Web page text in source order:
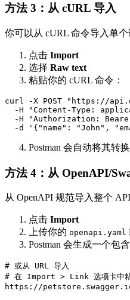
方法 3：从 cURL 导入
你可以从 cURL 命令导入单个
点击 Import
选择 Raw text
粘贴你的 cURL 命令：
curl -X POST "https://
-H "Content-Type:
-H "Authorization:
Postman 会自动将其转
方法 4：从 OpenAPI/
从 OpenAPI 规范导入整个 API
点击 Import
上传你的 openapi.yaml
Postman 会生成一个包
# 或从 URL 导入
# 在 Import > Link 选项卡中粘